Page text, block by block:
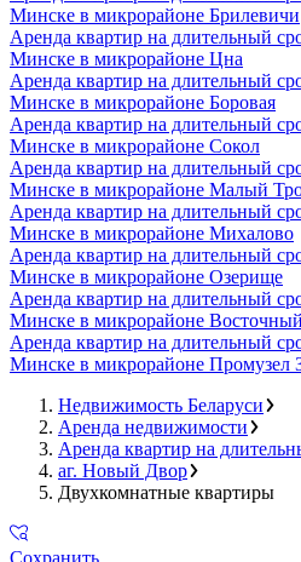
Минске в микрорайоне Брилевичи
Аренда квартир на длительный
Минске в микрорайоне Цна
Аренда квартир на длительный
Минске в микрорайоне Боровая
Аренда квартир на длительный
Минске в микрорайоне Сокол
Аренда квартир на длительный
Минске в микрорайоне Малый
Аренда квартир на длительный
Минске в микрорайоне Михалово
Аренда квартир на длительный
Минске в микрорайоне Озерище
Аренда квартир на длительный
Минске в микрорайоне Восточный
Аренда квартир на длительный
Минске в микрорайоне Промузел
Недвижимость Беларуси
Аренда недвижимости
Аренда квартир на
аг. Новый Двор
Двухкомнатные квартиры
Сохранить